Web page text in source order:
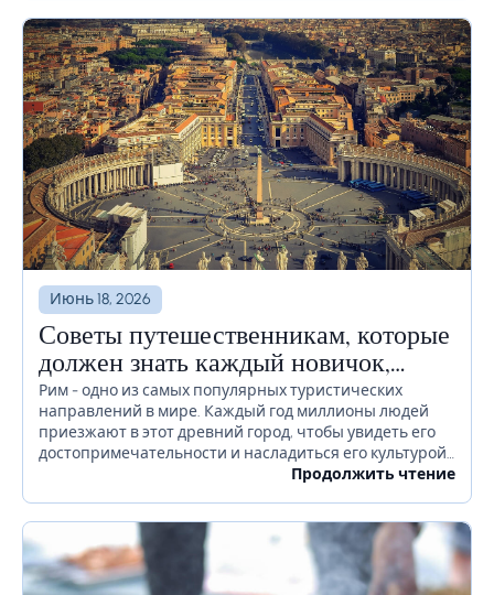
образом продумать, как избежать...
Июнь 18, 2026
Советы путешественникам, которые
должен знать каждый новичок,
прежде чем отправиться в Рим
Рим - одно из самых популярных туристических
направлений в мире. Каждый год миллионы людей
приезжают в этот древний город, чтобы увидеть его
достопримечательности и насладиться его культурой.
Если вы планируете посетить Рим в ближайшее
Продолжить чтение